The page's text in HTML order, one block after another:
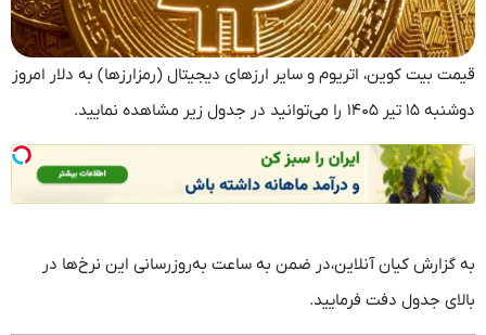
قیمت بیت کوین، اتریوم و سایر ارز‌های دیجیتال (رمزارزها) به دلار امروز
دوشنبه ۱۵ تیر ۱۴۰۵ را می‌توانید در جدول زیر مشاهده نمایید.
به گزارش کیان آنلاین،در ضمن به ساعت به‌روز‌رسانی این نرخ‌ها در
بالای جدول دفت فرمایید.